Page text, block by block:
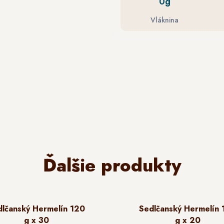
Vláknina
Ďalšie produkty
Hermelín 120
g x 30
Sedlčanský Hermelín
g x 20